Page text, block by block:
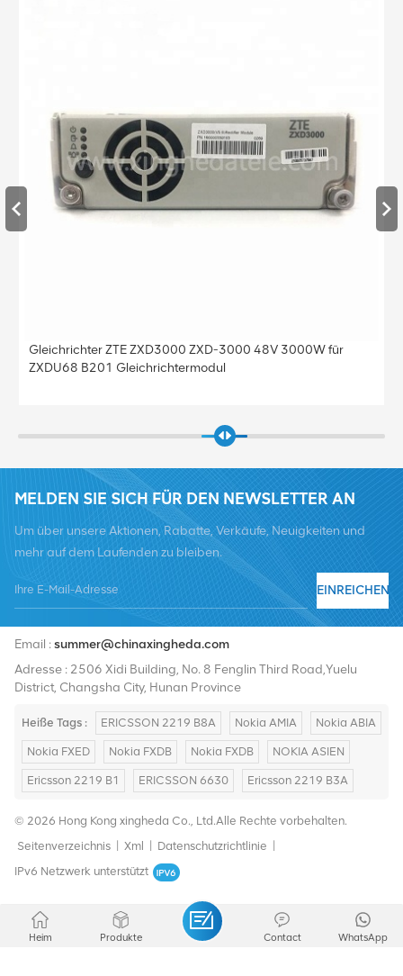
Gleichrichter ZTE ZXD3000 ZXD-3000 48V 3000W für
ZXDU68 B201 Gleichrichtermodul
MELDEN SIE SICH FÜR DEN NEWSLETTER AN
Um über unsere Aktionen, Rabatte, Verkäufe, Neuigkeiten und
mehr auf dem Laufenden zu bleiben.
EINREICHEN
Email :summer@chinaxingheda.com
Adresse : 2506 Xidi Building, No. 8 Fenglin Third Road,Yuelu
District, Changsha City, Hunan Province
Heiße Tags : ERICSSON 2219 B8A Nokia AMIA Nokia ABIA
Nokia FXED Nokia FXDB Nokia FXDB NOKIA ASIEN
Ericsson 2219 B1 ERICSSON 6630 Ericsson 2219 B3A
© 2026 Hong Kong xingheda Co., Ltd.Alle Rechte vorbehalten.
Seitenverzeichnis
Xml Datenschutzrichtlinie
IPv6 Netzwerk unterstützt
Heim Produkte WhatsApp
Contact